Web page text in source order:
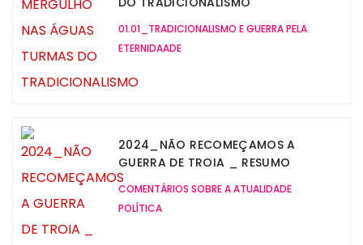
01.01_TRADICIONALISMO E GUERRA PELA
ETERNIDAADE
2024_NÃO RECOMEÇAMOS A
GUERRA DE TROIA _ RESUMO
COMENTÁRIOS SOBRE A ATUALIDADE
POLÍTICA